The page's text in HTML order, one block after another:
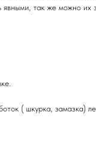
так же можно их
( шкурка, замазка)